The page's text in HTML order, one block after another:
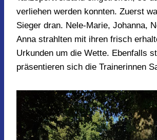
verliehen werden konnten. Zuerst
Sieger dran. Nele-Marie, Johanna,
Anna strahlten mit ihren frisch
Urkunden um die Wette. Ebenfalls
präsentieren sich die Trainerinnen